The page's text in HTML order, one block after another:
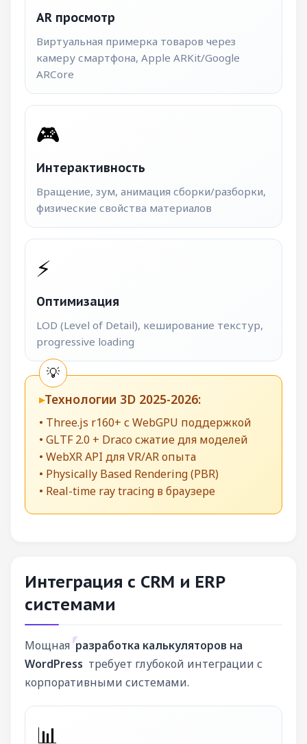
AR просмотр
Виртуальная примерка товаров через
камеру смартфона, Apple ARKit/Google
ARCore
🎮
Интерактивность
Вращение, зум, анимация сборки/разборки,
физические свойства материалов
⚡
Оптимизация
LOD (Level of Detail), кеширование текстур,
progressive loading
Технологии 3D 2025-2026:
• Three.js r160+ с WebGPU поддержкой
• GLTF 2.0 + Draco сжатие для моделей
• WebXR API для VR/AR опыта
• Physically Based Rendering (PBR)
• Real-time ray tracing в браузере
Интеграция с CRM и ERP
системами
Мощная разработка калькуляторов на
WordPress требует глубокой интеграции с
корпоративными системами.
📊